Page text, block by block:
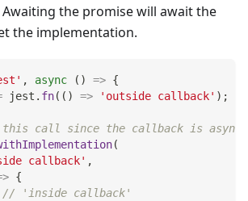
the promise will await the
the implementation.
, async ( ) => {
jest . fn( ( ) => 'outside callback' ) ;
this call since the callback is async
(
callback' ,
{
// 'inside callback'